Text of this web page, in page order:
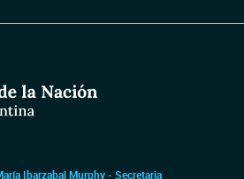
Ibarzabal Murphy - Secretaria